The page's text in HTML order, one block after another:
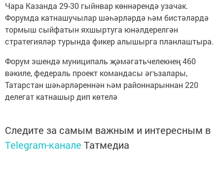
Чара Казанда 29-30 гыйнвар көннәрендә узачак.
Форумда катнашучылар шәһәрләрдә һәм бистәләрдә
тормыш сыйфатын яхшыртуга юнәлдерелгән
стратегияләр турында фикер алышырга планлаштыра.
Форум эшендә муниципаль җәмәгатьчелекнең 460
вәкиле, федераль проект командасы әгъзалары,
Татарстан шәһәрләреннән һәм районнарыннан 220
делегат катнашыр дип көтелә
Следите за самым важным и интересным в
Telegram-канале Татмедиа